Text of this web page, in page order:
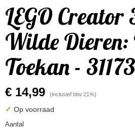
LEGO Creator
Wilde Dieren:
Toekan - 31173
€ 14,99 (inclusief btw 21%)
✓ Op voorraad
Aantal